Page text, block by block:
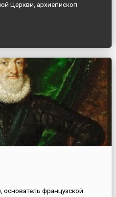
Церкви, архиепископ
французской